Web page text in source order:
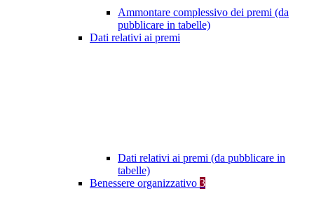
Ammontare complessivo dei premi (da
pubblicare in tabelle)
Dati relativi ai premi
Dati relativi ai premi (da pubblicare in
tabelle)
Benessere organizzativo 3